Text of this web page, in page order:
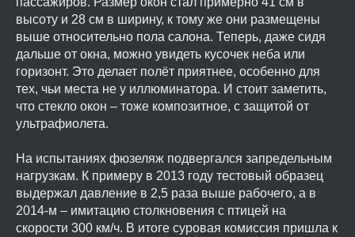
высоту и 28 см в ширину, к тому же они размещены
выше относительно пола салона. Теперь, даже сидя
дальше от окна, можно увидеть кусочек неба или
горизонт. Это делает полёт приятнее, особенно для
тех, чьи места не у иллюминатора. И стоит заметить,
что стекло окон – тоже композитное, с защитой от
ультрафиолета.
На испытаниях фюзеляж подвергался запредельным
нагрузкам. К примеру в 2013 году тестовый образец
выдержал давление в 2,5 раза выше рабочего, а в
2014-м – имитацию столкновения с птицей на
скорости 300 км/ч. В итоге суровая комиссия пришла к